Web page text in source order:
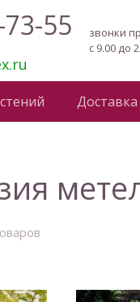
55
звонки
с 9.00 до